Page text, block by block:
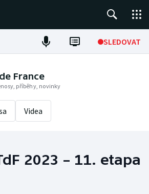
SLEDOVAT
France
příběhy, novinky
Videa
2023 – 11. etapa